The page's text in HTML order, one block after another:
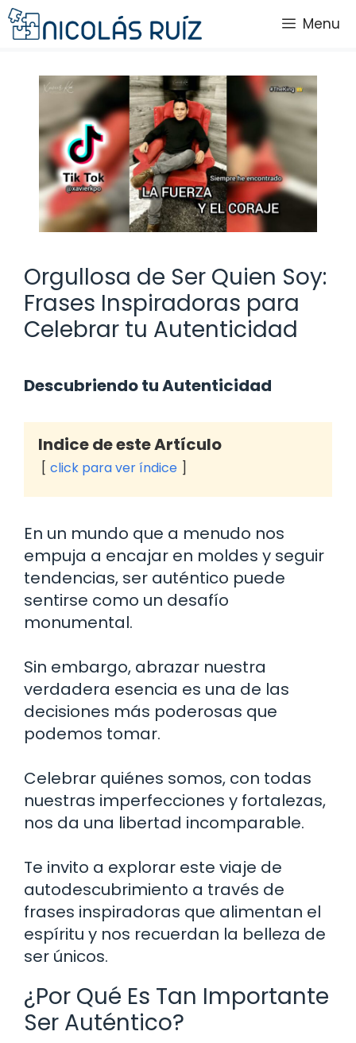
Saltar
al
Menu
Orgullosa de Ser Quien Soy:
Frases Inspiradoras para
Celebrar tu Autenticidad
Descubriendo tu Autenticidad
Indice de este Artículo
click para ver índice
En un mundo que a menudo nos
empuja a encajar en moldes y seguir
tendencias, ser auténtico puede
sentirse como un desafío
monumental.
Sin embargo, abrazar nuestra
verdadera esencia es una de las
decisiones más poderosas que
podemos tomar.
Celebrar quiénes somos, con todas
nuestras imperfecciones y fortalezas,
nos da una libertad incomparable.
Te invito a explorar este viaje de
autodescubrimiento a través de
frases inspiradoras que alimentan el
espíritu y nos recuerdan la belleza de
ser únicos.
¿Por Qué Es Tan Importante
Ser Auténtico?